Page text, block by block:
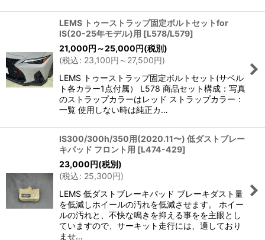
LEMS トゥーストラップ固定ボルトセットfor
IS(20-25年モデル)用 [L578/L579]
21,000円 ～25,000円(税別)
(税込: 23,100円 ～27,500円)
LEMS トゥーストラップ固定ボルトセット(サベル
ト各カラー1点付属） L578 商品セット構成：写真
のストラップカラーはレッド ストラップカラー：
一覧 使用しない時は純正カ…
IS300/300h/350用(2020.11〜) 低ダストブレー
キパッド フロント用 [L474-429]
23,000円(税別)
(税込: 25,300円)
LEMS 低ダストブレーキパッド ブレーキダスト量
を低減しホイールの汚れを低減させます。 ホイー
ルの汚れと、不快な鳴きを抑える事をを主眼とし
ていますので、サーキット走行には、適しており
ませ…